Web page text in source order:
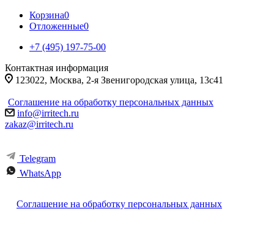
Корзина0
Отложенные0
+7 (495) 197-75-00
Контактная информация
123022, Москва, 2-я Звенигородская улица, 13с41
Соглашение на обработку персональных данных
info@irritech.ru
zakaz@irritech.ru
Telegram
WhatsApp
Соглашение на обработку персональных данных